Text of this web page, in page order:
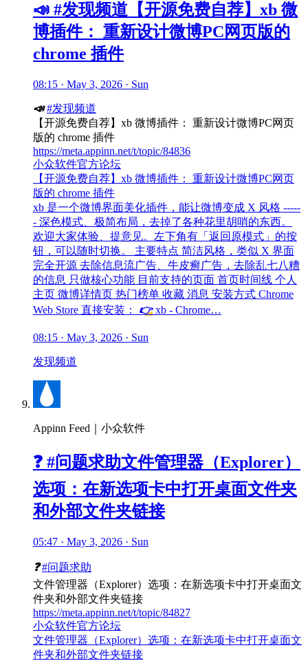
📣 #发现频道【开源免费自荐】xb 微
博插件： 重新设计微博PC网页版的
chrome 插件
08:15 · May 3, 2026 · Sun
📣 #发现频道
【开源免费自荐】xb 微博插件： 重新设计微博PC网页
版的 chrome 插件
https://meta.appinn.net/t/topic/84836
小众软件官方论坛
【开源免费自荐】xb 微博插件： 重新设计微博PC网页
版的 chrome 插件
xb 是一个微博界面美化插件，能让微博变成 X 风格 -----
- 深色模式、极简布局，去掉了各种花里胡哨的东西。
欢迎大家体验、提意见。左下角有「返回原模式」的按
钮，可以随时切换。 主要特点 简洁风格，类似 X 界面
完全开源 去除信息流广告、牛皮癣广告，去除乱七八糟
的信息 只做核心功能 目前支持的页面 首页时间线 个人
主页 微博详情页 热门榜单 收藏 消息 安装方式 Chrome
Web Store 直接安装： 👉xb - Chrome…
08:15 · May 3, 2026 · Sun
发现频道
Appinn Feed｜小众软件
❓ #问题求助文件管理器（Explorer）
选项：在新选项卡中打开桌面文件夹
和外部文件夹链接
05:47 · May 3, 2026 · Sun
❓ #问题求助
文件管理器（Explorer）选项：在新选项卡中打开桌面文
件夹和外部文件夹链接
https://meta.appinn.net/t/topic/84827
小众软件官方论坛
文件管理器（Explorer）选项：在新选项卡中打开桌面文
件夹和外部文件夹链接